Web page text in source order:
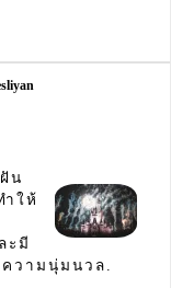
น
ให้
ะมี
วามนุ่มนวล.